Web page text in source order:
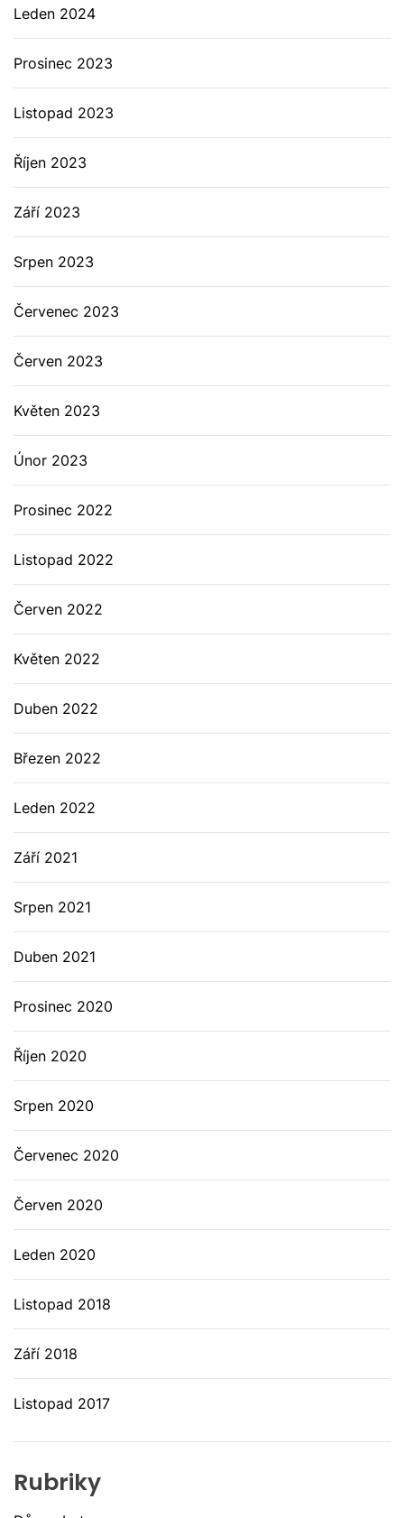
Leden 2024
Prosinec 2023
Listopad 2023
Říjen 2023
Září 2023
Srpen 2023
Červenec 2023
Červen 2023
Květen 2023
Únor 2023
Prosinec 2022
Listopad 2022
Červen 2022
Květen 2022
Duben 2022
Březen 2022
Leden 2022
Září 2021
Srpen 2021
Duben 2021
Prosinec 2020
Říjen 2020
Srpen 2020
Červenec 2020
Červen 2020
Leden 2020
Listopad 2018
Září 2018
Listopad 2017
Rubriky